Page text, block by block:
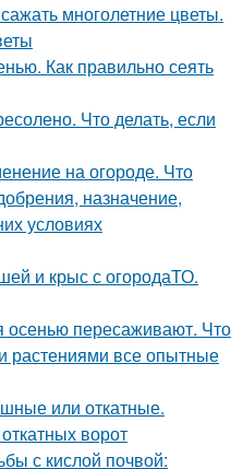
многолетние цветы.
Как правильно сеять
Что делать, если
на огороде. Что
назначение,
условиях
и крыс с огородаТО.
осенью пересаживают. Что
растениями все опытные
или откатные.
ворот
с кислой почвой: